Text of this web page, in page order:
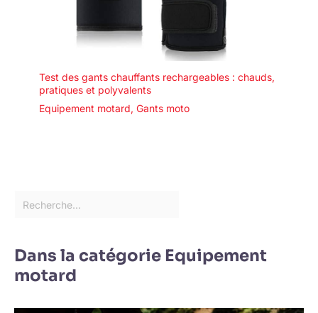
Test des gants chauffants rechargeables : chauds,
pratiques et polyvalents
Equipement motard, Gants moto
Dans la catégorie Equipement
motard